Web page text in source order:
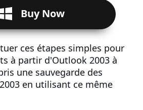
Buy Now
ces étapes simples pour
à partir d'Outlook 2003 à
une sauvegarde des
en utilisant ce même